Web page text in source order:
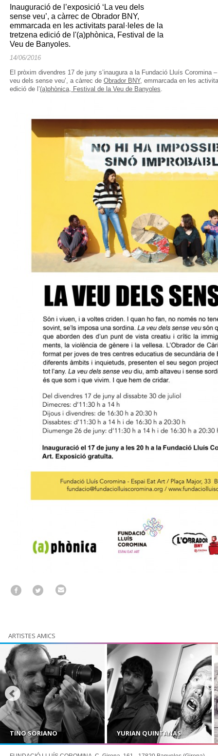
Inauguració de l’exposició ‘La veu dels
sense veu’, a càrrec de Obrador BNY,
emmarcada en les activitats paral·leles de la
tretzena edició de l'(a)phònica, Festival de la
Veu de Banyoles.
14/06/2016
El pròxim divendres 17 de juny s’inaugura a la Fundació Lluís Coromina
veu dels sense veu’, a càrrec de Obrador BNY, emmarcada en les
edició de l’(a)phònica, Festival de la Veu de Banyoles
ARTISTES AMICS
TINO SORIANO YURIAN QUINTANAS